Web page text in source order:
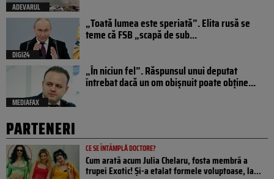
ADEVARUL
DIGI24
„Toată lumea este speriată”. Elita rusă se
teme că FSB „scapă de sub...
MEDIAFAX
„În niciun fel”. Răspunsul unui deputat
întrebat dacă un om obișnuit poate obține...
PARTENERI
CE SE ÎNTÂMPLĂ DOCTORE?
Cum arată acum Julia Chelaru, fosta membră a
trupei Exotic! Și-a etalat formele voluptoase, la...